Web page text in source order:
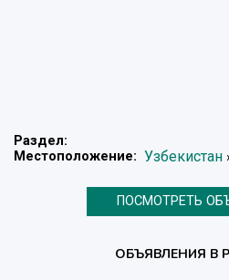
Раздел:
Местоположение: Узбекистан
ПОСМОТРЕТЬ
ОБЪЯВЛЕНИЯ В